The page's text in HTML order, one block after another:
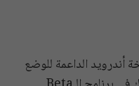
أندرويد الداعمة للوضع